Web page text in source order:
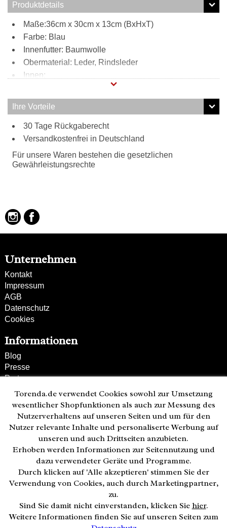
Produktdetails
Maße:36cm x 30cm x 13cm (BxHxT)
Farbe: Blau
Innenfutter: Baumwolle
Obermaterial: Leder, Rindsleder
Innen:
Reißverschlussfach
Steckfach
Handyfach
3 Stifthalter
Tragweise:
Henkel
Schulterriemen
schützende Nieten am Taschenboden
Ihre Vorteile
30 Tage Rückgaberecht
Versandkostenfrei in Deutschland
Für unsere Waren bestehen die gesetzlichen
Gewährleistungsrechte
Unternehmen
Kontakt
Impressum
AGB
Datenschutz
Cookies
Informationen
Blog
Presse
Partner
Versand und Zahlung
Bestellung wiederrufen
Kunden-Hotline
(040) 244 249-49
Mo - Fr 08:00 - 18:00
• geöffnet
Zahlweisen:
Torenda.de verwendet Cookies sowohl zur Umsetzung
wesentlicher Shopfunktionen als auch zur Messung des
Nutzerverhaltens auf unseren Seiten und um für den
Nutzer relevante Inhalte und personaliserte Werbung auf
unseren und auch Drittseiten anzubieten.
Erhoben werden Informationen zur Seitennutzung und
dazu verwendeter Geräte und Programme.
Durch klicken auf 'Alle akzeptieren' stimmen Sie der
Verwendung von Cookies, auch durch Marketingpartner,
zu.
Sind Sie damit nicht einverstanden, klicken Sie hier.
Weitere Informationen finden Sie auf unseren Seiten zum